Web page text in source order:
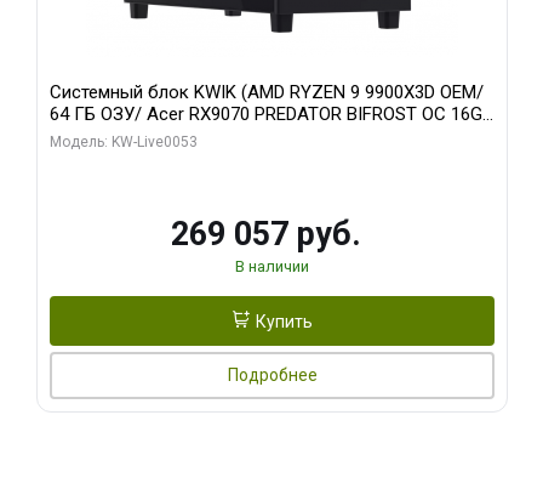
Системный блок KWIK (AMD RYZEN 9 9900X3D OEM/
64 ГБ ОЗУ/ Acer RX9070 PREDATOR BIFROST OC 16GB
GDDR6 256bit 3x/ 1 ТБ SSD)
Модель: KW-Live0053
269 057 руб.
В наличии
Купить
Подробнее